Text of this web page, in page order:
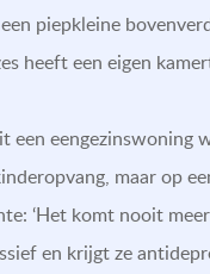
piepkleine
heeft een eigen
eengezinswoning
maar op
‘Het komt nooit meer
en krijgt ze